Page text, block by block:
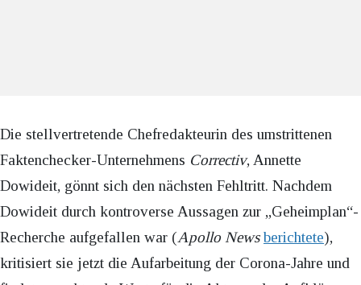
Die stellvertretende Chefredakteurin des umstrittenen
Faktenchecker-Unternehmens Correctiv, Annette
Dowideit, gönnt sich den nächsten Fehltritt. Nachdem
Dowideit durch kontroverse Aussagen zur „Geheimplan“-
Recherche aufgefallen war (Apollo News berichtete),
kritisiert sie jetzt die Aufarbeitung der Corona-Jahre und